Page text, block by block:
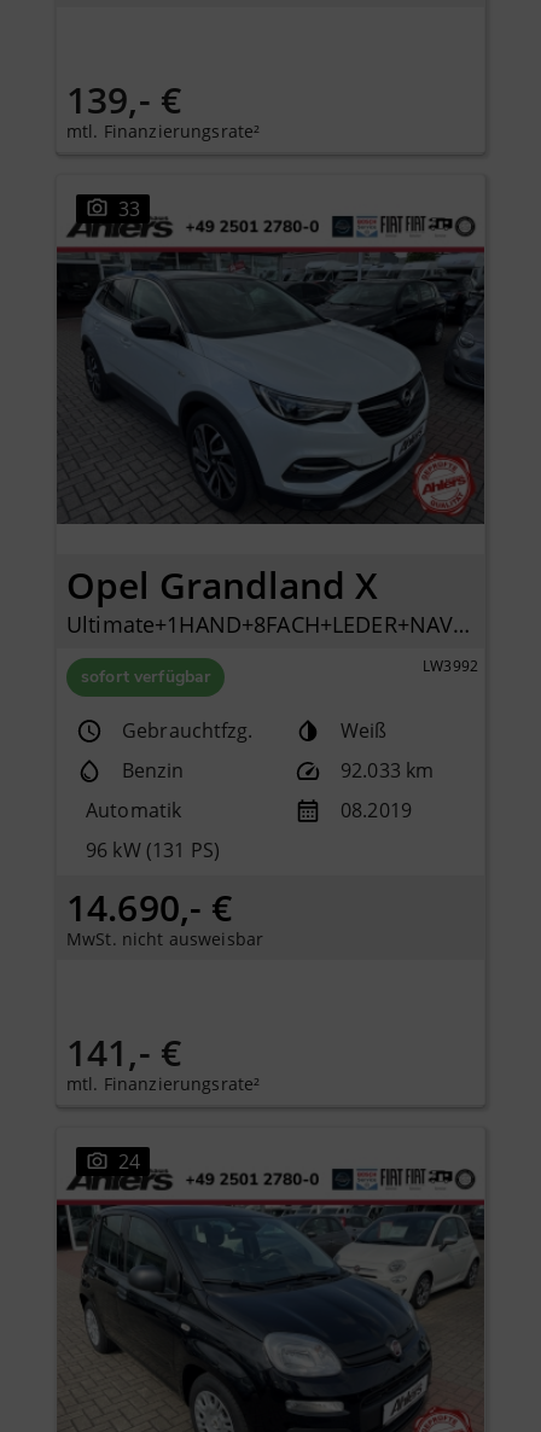
139,- €
mtl. Finanzierungsrate²
33
Opel Grandland X
Ultimate+1HAND+8FACH+LEDER+NAVI+KAMERA+ELSITZE+
sofort verfügbar LW3992
Gebrauchtfzg.
Weiß
Benzin
92.033 km
Automatik
08.2019
96 kW (131 PS)
14.690,- €
MwSt. nicht ausweisbar
141,- €
mtl. Finanzierungsrate²
24